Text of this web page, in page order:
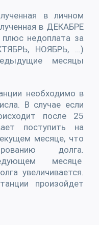
в личном
в ДЕКАБРЕ
недоплата за
НОЯБРЬ, …)
месяцы
необходимо в
В случае если
после 25
поступить на
месяце, что
долга.
месяце
увеличивается.
произойдет